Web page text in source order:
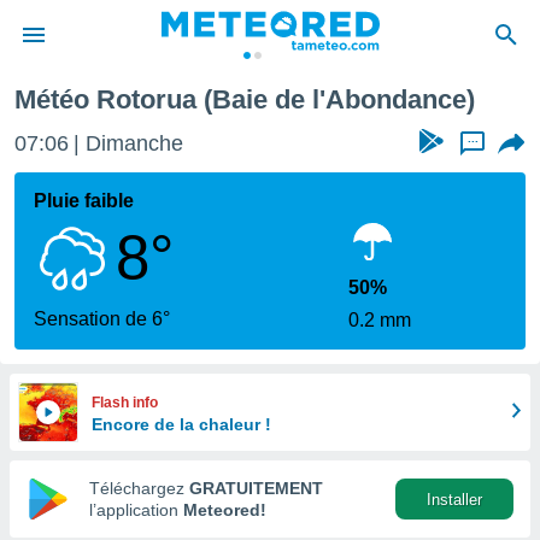
de
par
en
Météo Rotorua (Baie de l'Abondance)
07:06 Dimanche ...
Pluie faible
8°
Sensation de 6°
50%
0.2 mm
Flash info
Encore de la chaleur !
Téléchargez GRATUITEMENT
l’application Meteored!
Installer